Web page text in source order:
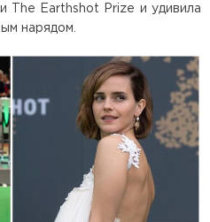
The Earthshot Prize и удивила
нарядом.